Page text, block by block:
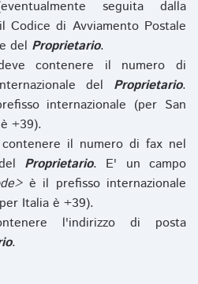
seguita dalla
Codice di Avviamento Postale
del Proprietario.
contenere il numero di
del Proprietario.
internazionale (per San
+39).
il numero di fax nel
Proprietario. E' un campo
è il prefisso internazionale
Italia è +39).
l'indirizzo di posta
.